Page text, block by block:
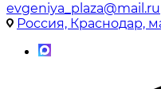
evgeniya_plaza@mail.ru
Россия, Краснодар,